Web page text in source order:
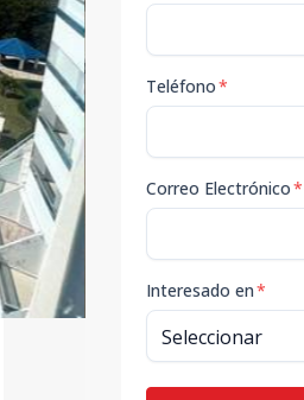
Teléfono*
Correo Electrónico*
Interesado en*